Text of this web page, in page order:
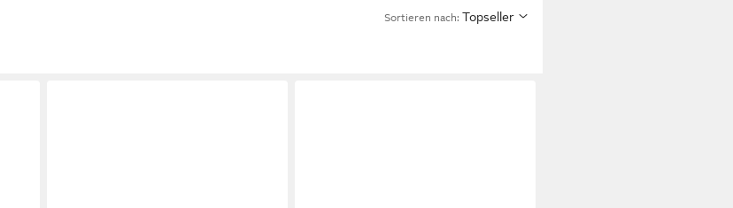
Sortieren nach: Topseller